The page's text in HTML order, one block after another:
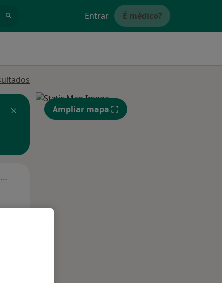
Entrar É médico?
Segunda-feira
Ampliar mapa